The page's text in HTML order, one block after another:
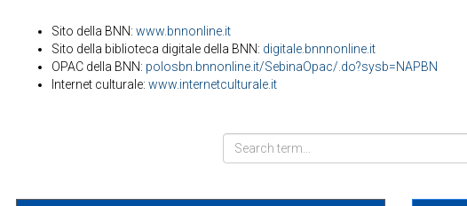
Sito della BNN: www.bnnonline.it
Sito della biblioteca digitale della BNN: digitale.bnnnonline.it
OPAC della BNN: polosbn.bnnonline.it/SebinaOpac/.do?sysb=NAPBN
Internet culturale: www.internetculturale.it